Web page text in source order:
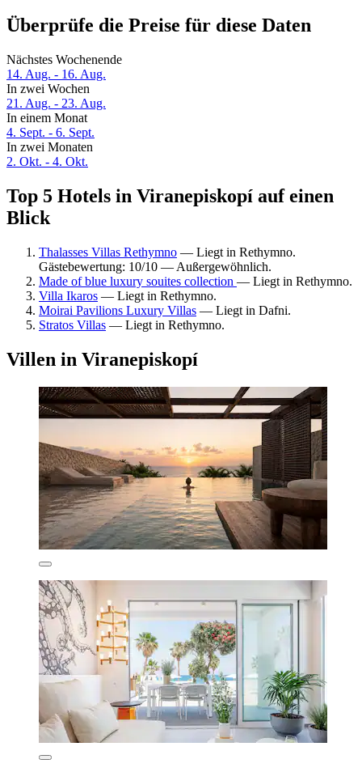
Überprüfe die Preise für diese Daten
Nächstes Wochenende
14. Aug. - 16. Aug.
In zwei Wochen
21. Aug. - 23. Aug.
In einem Monat
4. Sept. - 6. Sept.
In zwei Monaten
2. Okt. - 4. Okt.
Top 5 Hotels in Viranepiskopí auf einen
Blick
Thalasses Villas Rethymno — Liegt in Rethymno.
Gästebewertung: 10/10 — Außergewöhnlich.
Made of blue luxury souites collection — Liegt in Rethymno.
Villa Ikaros — Liegt in Rethymno.
Moirai Pavilions Luxury Villas — Liegt in Dafni.
Stratos Villas — Liegt in Rethymno.
Villen in Viranepiskopí